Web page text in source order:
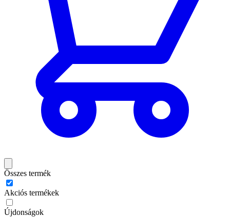
Összes termék
Akciós termékek
Újdonságok